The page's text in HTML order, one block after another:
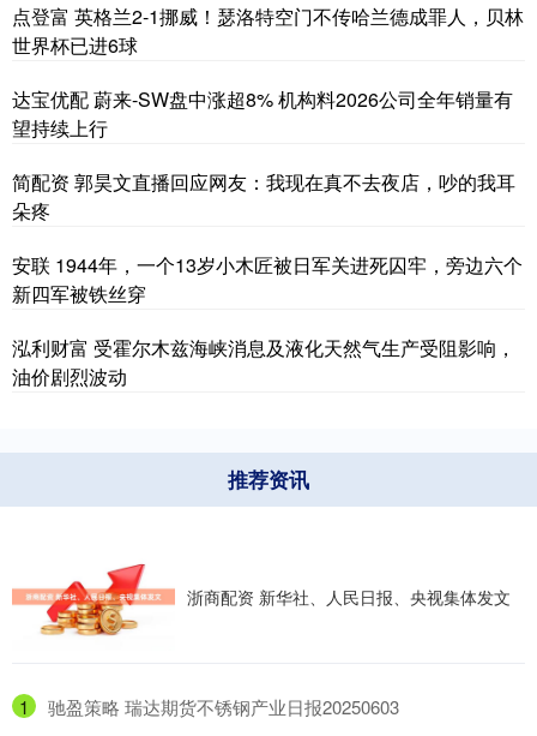
点登富 英格兰2-1挪威！瑟洛特空门不传哈兰德成罪人，贝林
世界杯已进6球
达宝优配 蔚来-SW盘中涨超8% 机构料2026公司全年销量有
望持续上行
简配资 郭昊文直播回应网友：我现在真不去夜店，吵的我耳
朵疼
安联 1944年，一个13岁小木匠被日军关进死囚牢，旁边六个
新四军被铁丝穿
泓利财富 受霍尔木兹海峡消息及液化天然气生产受阻影响，
油价剧烈波动
推荐资讯
浙商配资 新华社、人民日报、央视集体发文
1 ​驰盈策略 瑞达期货不锈钢产业日报20250603